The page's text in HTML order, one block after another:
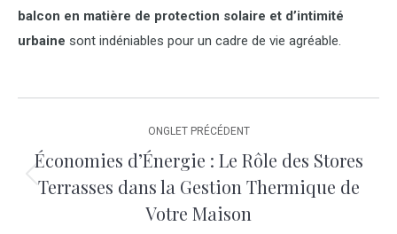
balcon en matière de protection solaire et d’intimité
urbaine sont indéniables pour un cadre de vie agréable.
Navigation
de
commentaire
ONGLET PRÉCÉDENT
Onglet
précédent
Économies d’Énergie : Le Rôle des Stores
Terrasses dans la Gestion Thermique de
Votre Maison